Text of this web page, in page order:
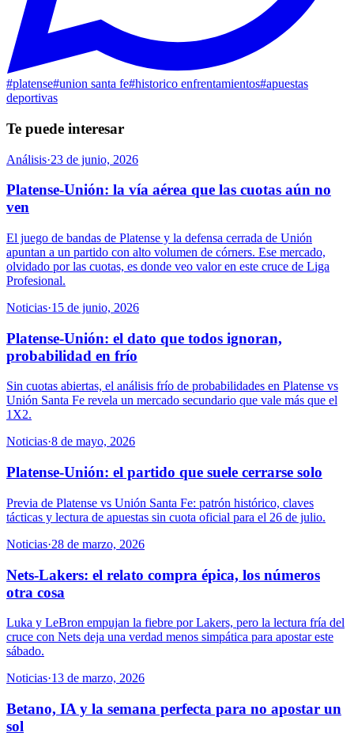
#platense#union santa fe#historico enfrentamientos#apuestas
deportivas
Te puede interesar
Análisis·23 de junio, 2026
Platense-Unión: la vía aérea que las cuotas aún no
ven
El juego de bandas de Platense y la defensa cerrada de Unión
apuntan a un partido con alto volumen de córners. Ese mercado,
olvidado por las cuotas, es donde veo valor en este cruce de Liga
Profesional.
Noticias·15 de junio, 2026
Platense-Unión: el dato que todos ignoran,
probabilidad en frío
Sin cuotas abiertas, el análisis frío de probabilidades en Platense vs
Unión Santa Fe revela un mercado secundario que vale más que el
1X2.
Noticias·8 de mayo, 2026
Platense-Unión: el partido que suele cerrarse solo
Previa de Platense vs Unión Santa Fe: patrón histórico, claves
tácticas y lectura de apuestas sin cuota oficial para el 26 de julio.
Noticias·28 de marzo, 2026
Nets-Lakers: el relato compra épica, los números
otra cosa
Luka y LeBron empujan la fiebre por Lakers, pero la lectura fría del
cruce con Nets deja una verdad menos simpática para apostar este
sábado.
Noticias·13 de marzo, 2026
Betano, IA y la semana perfecta para no apostar un
sol